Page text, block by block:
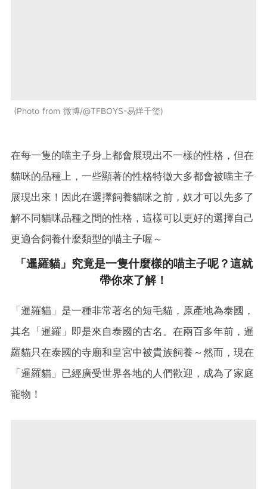
Photo from 微博/@TFBOYS-易烊千玺
在每一隻的喵主子身上都會展現出不一樣的性格，但在
貓咪的品種上，一些顯著的性格特徵大多都會被喵主子
展現出來！因此在選擇飼養貓咪之前，奴才可以先多了
解不同貓咪品種之間的性格，這樣可以更好的選擇自己
更適合飼養什麼類型的喵主子喔～
「暹羅貓」究竟是一隻什麼樣的喵主子呢？這就
帶你來了解！
「暹羅貓」是一種非常著名的短毛貓，原產地為泰國，
其名「暹羅」即是來自泰國的古名。在兩百多年前，暹
羅貓只在泰國的寺廟和皇宮中被貴族飼養～然而，現在
「暹羅貓」已經廣受世界各地的人們歡迎，成為了家庭
寵物！